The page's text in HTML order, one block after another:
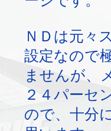
ＮＤは元々
設定なので
ませんが、
２４パーセ
ので、十分